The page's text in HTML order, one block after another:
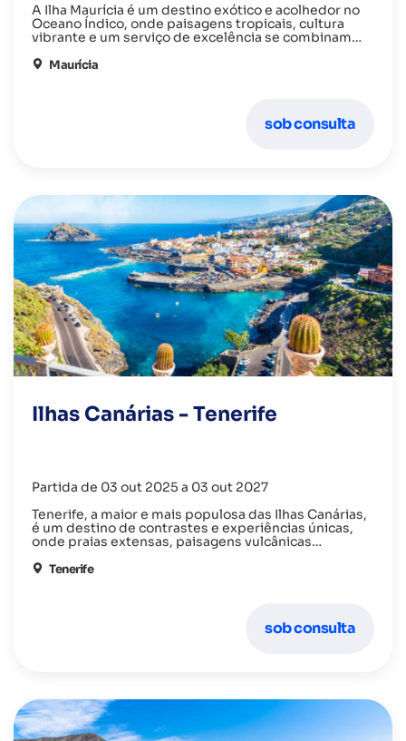
A Ilha Maurícia é um destino exótico e acolhedor no
Oceano Índico, onde paisagens tropicais, cultura
vibrante e um serviço de excelência se combinam
paradisíacas, património histórico e experiências
Maurícia
sob consulta
Ilhas Canárias - Tenerife
Partida de 03 out 2025 a 03 out 2027
Tenerife, a maior e mais populosa das Ilhas Canárias,
é um destino de contrastes e experiências únicas,
onde praias extensas, paisagens vulcânicas
cultural e de lazer diversificada se conjugam num
Tenerife
sob consulta